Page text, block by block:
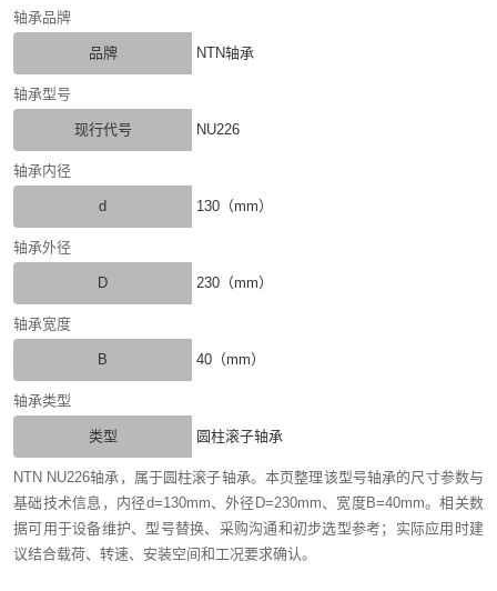
轴承品牌
品牌 NTN轴承
轴承型号
现行代号 NU226
轴承内径
d 130（mm）
轴承外径
D 230（mm）
轴承宽度
B 40（mm）
轴承类型
类型 圆柱滚子轴承
NTN NU226轴承，属于圆柱滚子轴承。本页整理该型号轴承的尺寸参数与
基础技术信息，内径d=130mm、外径D=230mm、宽度B=40mm。相关数
据可用于设备维护、型号替换、采购沟通和初步选型参考；实际应用时建
议结合载荷、转速、安装空间和工况要求确认。